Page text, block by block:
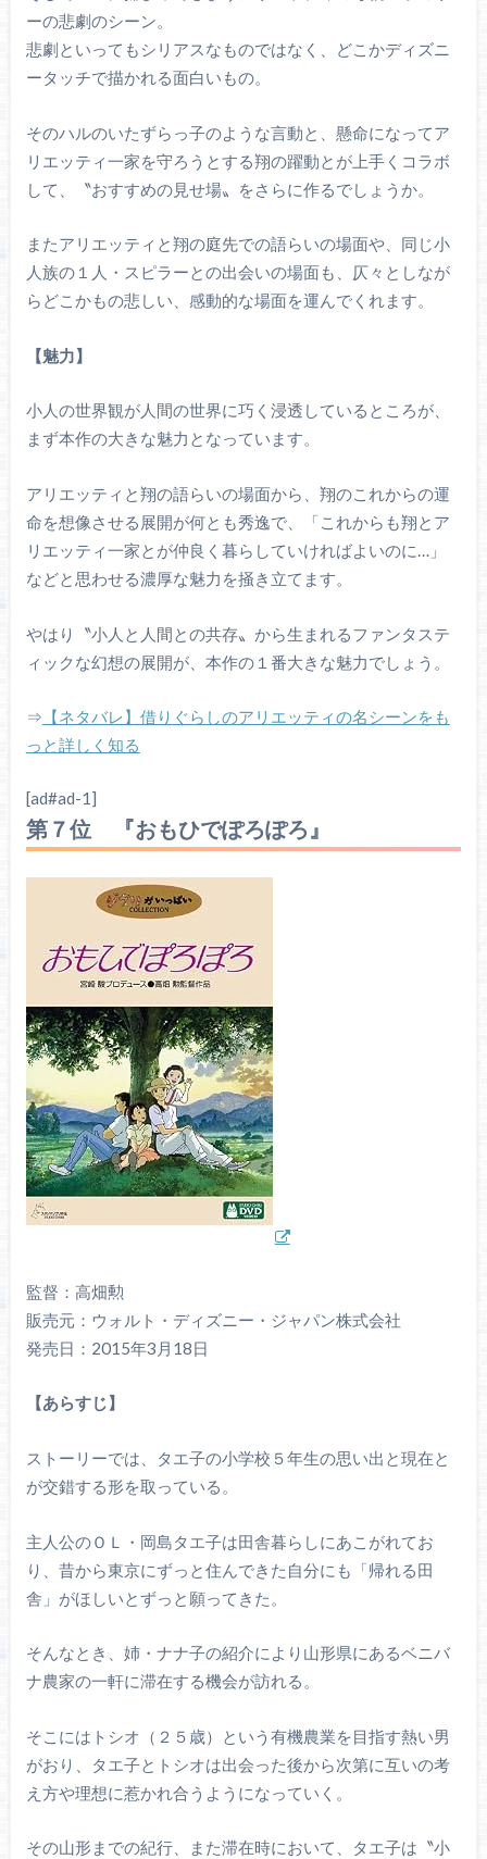
ーの悲劇のシーン。
悲劇といってもシリアスなものではなく、どこかディズニ
ータッチで描かれる面白いもの。
そのハルのいたずらっ子のような言動と、懸命になってア
リエッティ一家を守ろうとする翔の躍動とが上手くコラボ
して、〝おすすめの見せ場〟をさらに作るでしょうか。
またアリエッティと翔の庭先での語らいの場面や、同じ小
人族の１人・スピラーとの出会いの場面も、仄々としなが
らどこかもの悲しい、感動的な場面を運んでくれます。
【魅力】
小人の世界観が人間の世界に巧く浸透しているところが、
まず本作の大きな魅力となっています。
アリエッティと翔の語らいの場面から、翔のこれからの運
命を想像させる展開が何とも秀逸で、「これからも翔とア
リエッティ一家とが仲良く暮らしていければよいのに…」
などと思わせる濃厚な魅力を掻き立てます。
やはり〝小人と人間との共存〟から生まれるファンタステ
ィックな幻想の展開が、本作の１番大きな魅力でしょう。
⇒ 【ネタバレ】借りぐらしのアリエッティの名シーンをも
っと詳しく知る
[ad#ad-1]
第７位 『おもひでぽろぽろ』
監督：高畑勲
販売元：ウォルト・ディズニー・ジャパン株式会社
発売日：2015年3月18日
【あらすじ】
ストーリーでは、タエ子の小学校５年生の思い出と現在と
が交錯する形を取っている。
主人公のＯＬ・岡島タエ子は田舎暮らしにあこがれてお
り、昔から東京にずっと住んできた自分にも「帰れる田
舎」がほしいとずっと願ってきた。
そんなとき、姉・ナナ子の紹介により山形県にあるベニバ
ナ農家の一軒に滞在する機会が訪れる。
そこにはトシオ（２５歳）という有機農業を目指す熱い男
がおり、タエ子とトシオは出会った後から次第に互いの考
え方や理想に惹かれ合うようになっていく。
その山形までの紀行、また滞在時において、タエ子は〝小